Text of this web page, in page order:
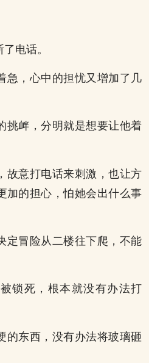
电话。
急，心中的担忧又增加了几
挑衅，分明就是想要让他着
故意打电话来刺激，也让方
加的担心，怕她会出什么事
定冒险从二楼往下爬，不能
锁死，根本就没有办法打
的东西，没有办法将玻璃砸